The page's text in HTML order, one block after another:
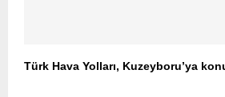
Türk Hava Yolları, Kuzeyboru’ya